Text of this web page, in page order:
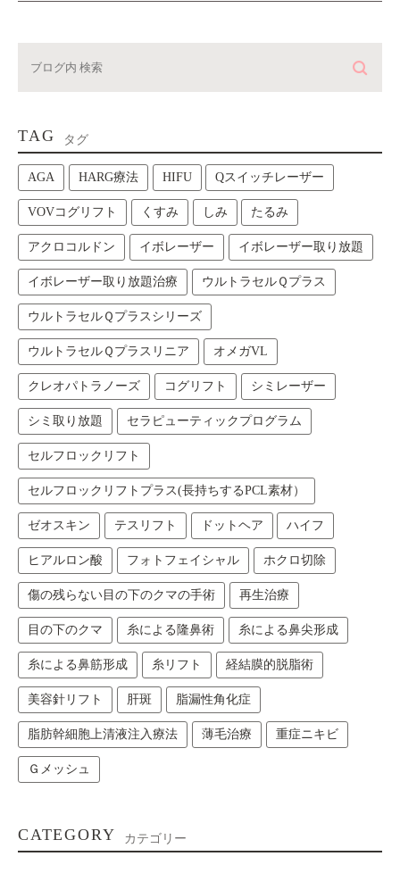
TAG タグ
AGA HARG療法 HIFU Qスイッチレーザー
VOVコグリフト くすみ しみ たるみ
アクロコルドン イボレーザー イボレーザー取り放題
イボレーザー取り放題治療 ウルトラセルＱプラス
ウルトラセルＱプラスシリーズ
ウルトラセルＱプラスリニア オメガVL
クレオパトラノーズ コグリフト シミレーザー
シミ取り放題 セラピューティックプログラム
セルフロックリフト
セルフロックリフトプラス(長持ちするPCL素材）
ゼオスキン テスリフト ドットヘア ハイフ
ヒアルロン酸 フォトフェイシャル ホクロ切除
傷の残らない目の下のクマの手術 再生治療
目の下のクマ 糸による隆鼻術 糸による鼻尖形成
糸による鼻筋形成 糸リフト 経結膜的脱脂術
美容針リフト 肝斑 脂漏性角化症
脂肪幹細胞上清液注入療法 薄毛治療 重症ニキビ
Ｇメッシュ
CATEGORY カテゴリー